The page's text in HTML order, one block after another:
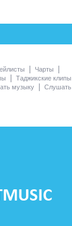
| Чарты |
| Таджикские клипы
музыку | Слушать